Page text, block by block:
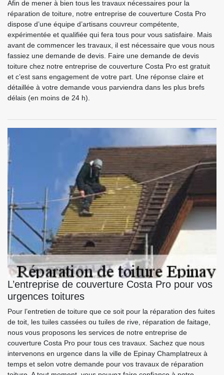
Afin de mener à bien tous les travaux nécessaires pour la
réparation de toiture, notre entreprise de couverture Costa Pro
dispose d’une équipe d’artisans couvreur compétente,
expérimentée et qualifiée qui fera tous pour vous satisfaire. Mais
avant de commencer les travaux, il est nécessaire que vous nous
fassiez une demande de devis. Faire une demande de devis
toiture chez notre entreprise de couverture Costa Pro est gratuit
et c’est sans engagement de votre part. Une réponse claire et
détaillée à votre demande vous parviendra dans les plus brefs
délais (en moins de 24 h).
L’entreprise de couverture Costa Pro pour vos
urgences toitures
Pour l’entretien de toiture que ce soit pour la réparation des fuites
de toit, les tuiles cassées ou tuiles de rive, réparation de faitage,
nous vous proposons les services de notre entreprise de
couverture Costa Pro pour tous ces travaux. Sachez que nous
intervenons en urgence dans la ville de Epinay Champlatreux à
temps et selon votre demande pour vos travaux de réparation